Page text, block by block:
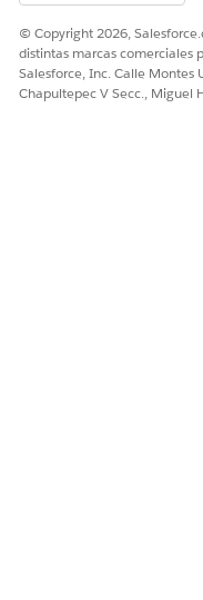
© Copyright 2026,
distintas marcas comerciales
Salesforce, Inc. Calle Montes
Chapultepec V Secc., Miguel